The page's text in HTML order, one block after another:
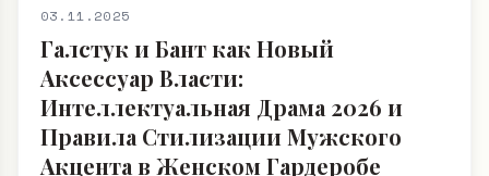
03.11.2025
Галстук и Бант как Новый
Аксессуар Власти:
Интеллектуальная Драма 2026 и
Правила Стилизации Мужского
Акцента в Женском Гардеробе